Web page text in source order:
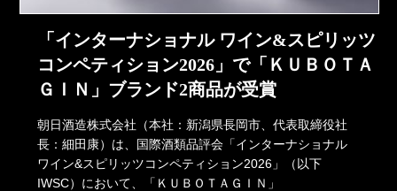
「インターナショナル ワイン&スピリッツ
コンペティション2026」で「ＫＵＢＯＴＡ
ＧＩＮ」ブランド2商品が受賞
朝日酒造株式会社（本社：新潟県長岡市、代表取締役社
長：細田康）は、国際酒類品評会「インターナショナル
ワイン&スピリッツコンペティション2026」（以下
IWSC）において、「ＫＵＢＯＴＡＧＩＮ」